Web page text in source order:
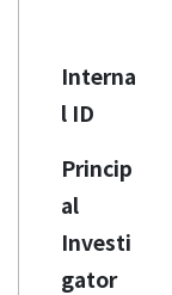
Interna
l ID
Princip
al
Investi
gator